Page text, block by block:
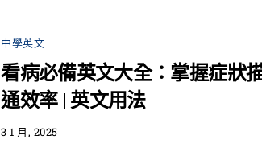
中學英文
看病必備英文大全：掌握症狀
通效率 | 英文用法
3 1 月, 2025